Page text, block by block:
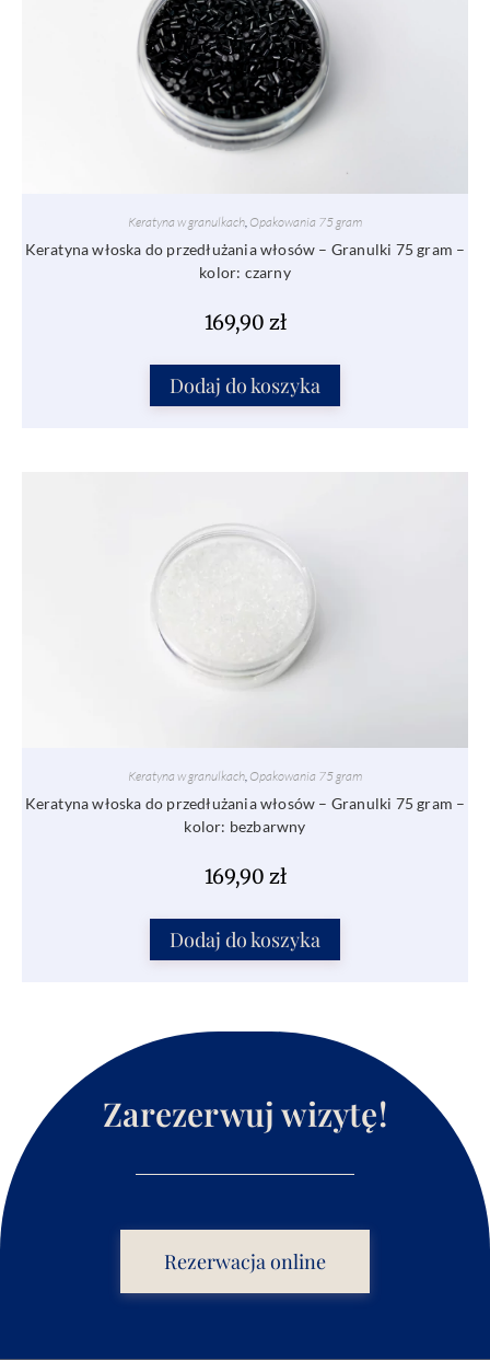
Keratyna w granulkach Opakowania 75 gram
Keratyna włoska do przedłużania włosów – Granulki 75 gram –
kolor: czarny
169,90 zł
Dodaj do koszyka
Keratyna w granulkach, Opakowania 75 gram
Keratyna włoska do przedłużania włosów – Granulki 75 gram –
kolor: bezbarwny
169,90 zł
Dodaj do koszyka
Zarezerwuj wizytę!
Rezerwacja online